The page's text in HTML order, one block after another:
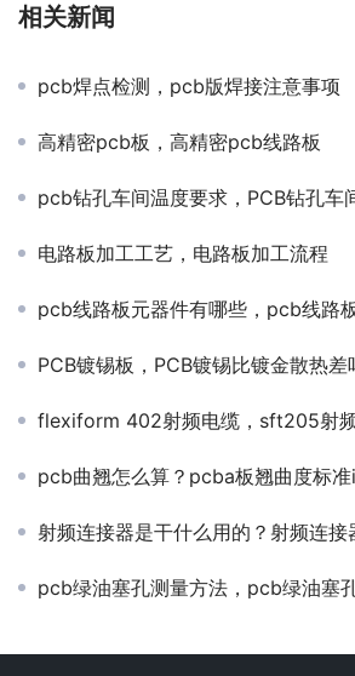
相关新闻
pcb焊点检测，pcb版焊接注意事项
高精密pcb板，高精密pcb线路板
pcb钻孔车间温度要求，PCB钻孔车间温
电路板加工工艺，电路板加工流程
pcb线路板元器件有哪些，pcb线路板
PCB镀锡板，PCB镀锡比镀金散热差
flexiform 402射频电缆，sft205射
pcb曲翘怎么算？pcba板翘曲度标
射频连接器是干什么用的？射频连接
pcb绿油塞孔测量方法，pcb绿油塞孔和绿